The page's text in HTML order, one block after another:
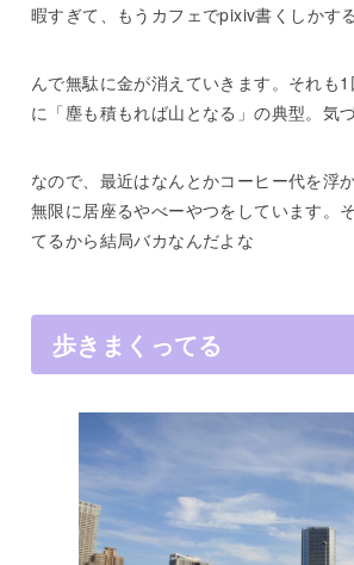
暇すぎて、もうカフェでpixiv書くしかす
んで無駄に金が消えていきます。それも
に「塵も積もれば山となる」の典型。気
なので、最近はなんとかコーヒー代を浮
無限に居座るやべーやつをしています。
てるから結局バカなんだよな
歩きまくってる